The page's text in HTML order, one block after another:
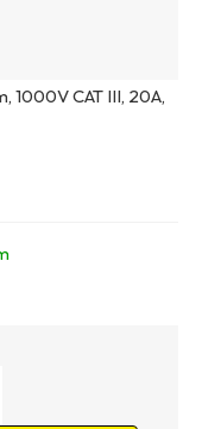
1000V CAT III, 20A,